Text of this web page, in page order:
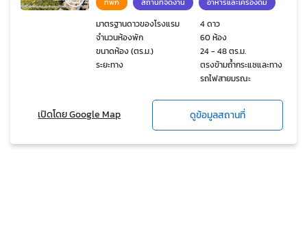
มาตรฐานดาวของโรงแรม
4 ดาว
จำนวนห้องพัก
60 ห้อง
ขนาดห้อง (ตร.ม.)
24 - 48 ตร.ม.
ระยะทาง
ตรงข้ามถ้ำกระแซและทาง
รถไฟสายมรณะ
เปิดโดย Google Map ดูข้อมูลสถานที่